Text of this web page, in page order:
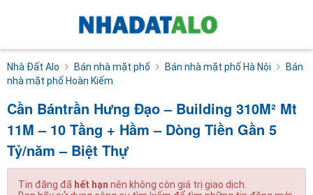
Nhà Đất Alo Bán nhà mặt phố Bán nhà mặt phố Hà Nội
Bán
nhà mặt phố Hoàn Kiếm
Cần Bántrần Hưng Đạo – Building 310M² Mt
11M – 10 Tầng + Hầm – Dòng Tiền Gần 5
Tỷ/năm – Biệt Thự
Tin đăng đã hết hạn nên không còn giá trị giao dịch.